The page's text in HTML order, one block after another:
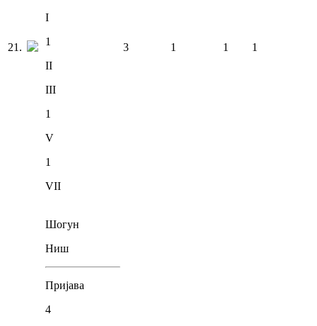
21 .
I
1
II
III
1
V
1
VII
3 1 1 1
Шогун
Ниш
Пријава
4